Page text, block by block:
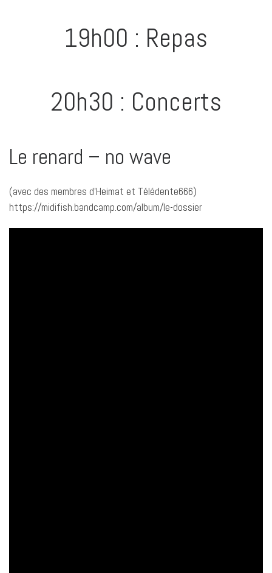
19h00 : Repas
20h30 : Concerts
Le renard – no wave
(avec des membres d’Heimat et Télédente666)
https://midifish.bandcamp.com/album/le-dossier